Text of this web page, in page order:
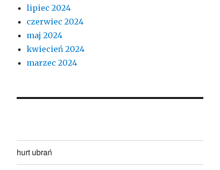
lipiec 2024
czerwiec 2024
maj 2024
kwiecień 2024
marzec 2024
hurt ubrań